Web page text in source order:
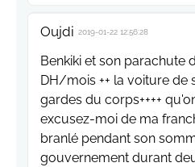
Oujdi 2019-01-22 12:56:28
Benkiki et son parachute
DH/mois ++ la voiture de
gardes du corps++++
excusez-moi de ma
branlé pendant son
gouvernement durant